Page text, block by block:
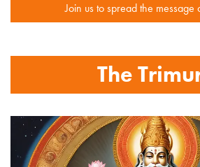
Join us to spread the message
The